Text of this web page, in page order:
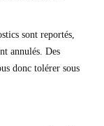
sont reportés,
annulés. Des
donc tolérer sous